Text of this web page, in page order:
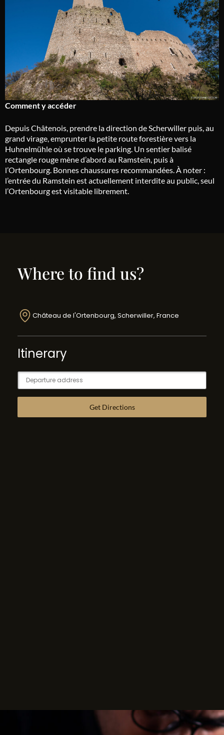
Comment y accéder
Depuis Châtenois, prendre la direction de Scherwiller puis, au
grand virage, emprunter la petite route forestière vers la
Huhnelmühle où se trouve le parking. Un sentier balisé
rectangle rouge mène d’abord au Ramstein, puis à
l’Ortenbourg. Bonnes chaussures recommandées. À noter :
l’entrée du Ramstein est actuellement interdite au public, seul
l’Ortenbourg est visitable librement.
Where to find us?
Château de l'Ortenbourg, Scherwiller, France
Itinerary